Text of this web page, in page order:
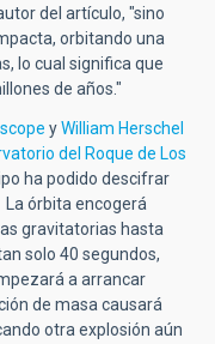
del artículo, "sino
orbitando una
lo cual significa que
de años."
yWilliam Herschel
del Roque de Los
ha podido descifrar
La órbita encogerá
gravitatorias hasta
solo 40 segundos,
a arrancar
de masa causará
otra explosión aún